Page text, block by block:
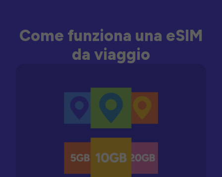
Come funziona una eSIM
da viaggio